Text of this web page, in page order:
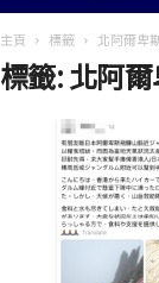
主頁 標籤 北阿爾卑
標籤: 北阿